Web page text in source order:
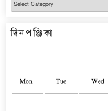
দিনপঞ্জিকা
Mon Tue Wed